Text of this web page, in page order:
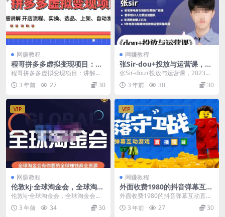
网赚教程
程哥拼多多虚拟变现项目：讲
解开店流程-实操-选品-上架-自
程哥拼多多虚拟变现项目：讲解开
店流程-实操-选品-上架-自动发货等
课程目录 1...
3 年前 27 30
网赚教程
张Sir-dou+投放与运营课，20
23年新版，共计52节课，告别
海王粉丝，让你的流量更精准
（无冒泡水印）
张Sir-dou+投放与运营课，2023年
新版，共计52节课，告别海王粉
丝，让你...
3 年前 30 30
VIP
网赚教程
伦敦kj·全球淘金会，全球淘金
会有你要的全球赚钱商业资源
伦敦kj·全球淘金会，全球淘金会有
你要的全球赚钱商业资源 课程介
绍： 课程来自伦...
3 年前 34 30
VIP
网赚教程
外面收费1980的抖音弹幕互动
直播最强弹珠，抖音报白，实
时互动直播【软件+教程】
外面收费1980的抖音弹幕互动直播
最强弹珠，抖音报白，实时互动直
播【软件+教程】...
3 年前 27 30